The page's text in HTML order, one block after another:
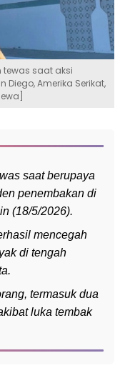
saat aksi
Amerika Serikat,
saat berupaya
penembakan di
(18/5/2026).
mencegah
di tengah
termasuk dua
luka tembak